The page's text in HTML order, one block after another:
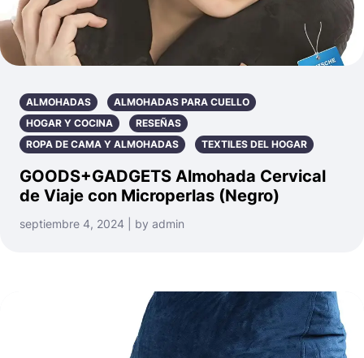
ALMOHADAS
ALMOHADAS PARA CUELLO
HOGAR Y COCINA
RESEÑAS
ROPA DE CAMA Y ALMOHADAS
TEXTILES DEL HOGAR
GOODS+GADGETS Almohada Cervical
de Viaje con Microperlas (Negro)
septiembre 4, 2024 | by admin